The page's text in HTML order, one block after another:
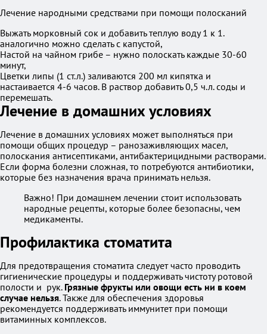
Лечение народными средствами при помощи полосканий
Выжать морковный сок и добавить теплую воду 1 к 1.
аналогично можно сделать с капустой,
Настой на чайном грибе – нужно полоскать каждые 30-60
минут,
Цветки липы (1 ст.л.) заливаются 200 мл кипятка и
настаивается 4-6 часов. В раствор добавить 0,5 ч.л. соды и
перемешать.
Лечение в домашних условиях
Лечение в домашних условиях может выполняться при
помощи общих процедур – ранозаживляющих масел,
полоскания антисептиками, антибактерицидными растворами.
Если форма болезни сложная, то потребуются антибиотики,
которые без назначения врача принимать нельзя.
Важно! При домашнем лечении стоит использовать
народные рецепты, которые более безопасны, чем
медикаменты.
Профилактика стоматита
Для предотвращения стоматита следует часто проводить
гигиенические процедуры и поддерживать чистоту ротовой
полости и рук. Грязные фрукты или овощи есть ни в коем
случае нельзя. Также для обеспечения здоровья
рекомендуется поддерживать иммунитет при помощи
витаминных комплексов.